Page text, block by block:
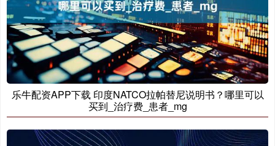
乐牛配资APP下载 印度NATCO拉帕替尼说明书？哪里可以
买到_治疗费_患者_mg